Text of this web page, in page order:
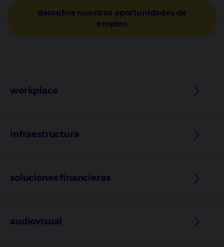
descubre nuestros oportunidades de
empleo
workplace
infraestructura
soluciones financieras
audiovisual